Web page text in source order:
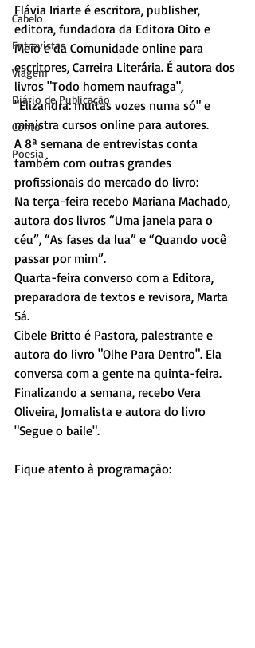
Cabelo
Entrevistas
Viagem
Diário de Publicação
Conto
Poesia
Flávia Iriarte é escritora, publisher,
editora, fundadora da Editora Oito e
Meio e da Comunidade online para
escritores, Carreira Literária. É autora dos
livros "Todo homem naufraga",
"Elizandra: muitas vozes numa só" e
ministra cursos online para autores.
A 8ª semana de entrevistas conta
também com outras grandes
profissionais do mercado do livro:
Na terça-feira recebo Mariana Machado,
autora dos livros “Uma janela para o
céu”, “As fases da lua” e “Quando você
passar por mim”.
Quarta-feira converso com a Editora,
preparadora de textos e revisora, Marta
Sá.
Cibele Britto é Pastora, palestrante e
autora do livro "Olhe Para Dentro". Ela
conversa com a gente na quinta-feira.
Finalizando a semana, recebo Vera
Oliveira, Jornalista e autora do livro
"Segue o baile".
Fique atento à programação: